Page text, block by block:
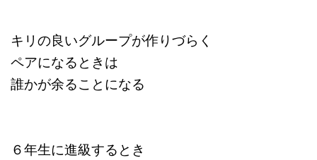
キリの良いグループが作りづらく
ペアになるときは
誰かが余ることになる
６年生に進級するとき